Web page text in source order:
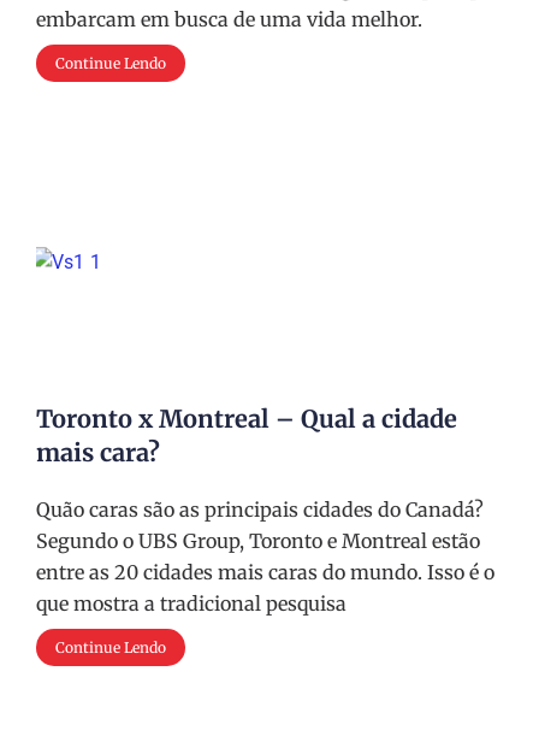
embarcam em busca de uma vida melhor.
Continue Lendo
Toronto x Montreal – Qual a cidade
mais cara?
Quão caras são as principais cidades do Canadá?
Segundo o UBS Group, Toronto e Montreal estão
entre as 20 cidades mais caras do mundo. Isso é o
que mostra a tradicional pesquisa
Continue Lendo